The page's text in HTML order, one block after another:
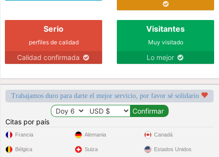
Serio
perfiles de calidad
Calidad confirmada
Visitantes
Muy visitado
Lo mejor
Trabajamos duro para darte el mejor servicio, por favor sé solidario
Citas por país
Francia
Bélgica
Alemania
Suiza
Canadá
Estados Unidos